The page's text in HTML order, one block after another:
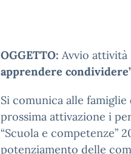
OGGETTO: Avvio
apprendere
Si comunica alle
prossima attivazione i
“Scuola e competenze”
potenziamento delle